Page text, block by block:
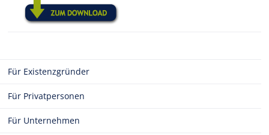
Für Existenzgründer
Für Privatpersonen
Für Unternehmen